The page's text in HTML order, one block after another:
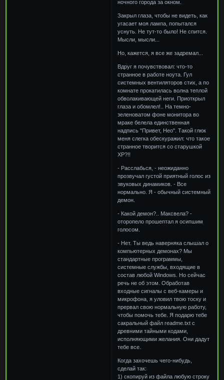
ночного города за окном.
Закрыл глаза, чтобы не видеть, как
угасает моя лампа, попытался
уснуть. Не тут-то было! Не спится.
Мысли, мысли...
Но, кажется, я все же задремал...
Вдруг я почувствовал: что-то
странное в работе ноута. Гул
системных вентиляторов стих, а по
комнате прокатилась волна теплой
обволакивающей неги. Приоткрыл
глаза и обомлел!.. На темно-
зеленоватом фоне монитора во
мраке белела единственная
надпись "Привет, Нео". Такой глюк
меня слегка обескуражил: что такое
странное творится со старушкой
XP?!!
- Расслабься, - неожиданно
прозвучал густой приятный голос из
звуковых динамиков. - Все
нормально. Я - обычный системный
демон.
- Какой демон?.. Максвела? -
оторопело прошептал я осипшим
голосом.
- Нет. Ты ведь наверняка слышал о
компьютерных демонах? Мы
стандартные программы,
системные службы, входящие в
состав любой Windows. Но сейчас
речь не об этом. Обработав
входные сигналы с веб-камеры и
микрофона, я уловил твою тоску и
прервал свою нормальную работу,
чтобы помочь тебе. Я подарю тебе
сакральный файл readme.txt с
древними тайными кодами,
исполняющими желания. Они дадут
тебе все.
Когда захочешь чего-нибудь,
сделай так:
1) скопируй из файла любую строку